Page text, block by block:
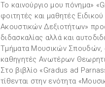
Το καινούργιο μου πόνημα»
φοιτητές και μαθητές
Ακουστικών Δεξιοτήτων»
διδασκαλίας αλλά και
Τμήματα Μουσικών Σπουδών,
καθηγητές Ανωτέρων
Στο βιβλίο «Gradus ad
τίθενται στην ενότητα